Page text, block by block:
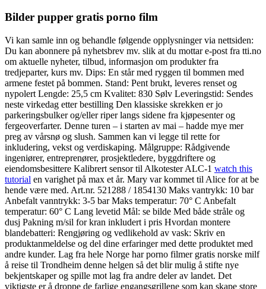
Bilder pupper gratis porno film
Vi kan samle inn og behandle følgende opplysninger via nettsiden:
Du kan abonnere på nyhetsbrev mv. slik at du mottar e-post fra tti.no
om aktuelle nyheter, tilbud, informasjon om produkter fra
tredjeparter, kurs mv. Dips: En står med ryggen til bommen med
armene festet på bommen. Stand: Pent brukt, leveres renset og
nypolert Lengde: 25,5 cm Kvalitet: 830 Sølv Leveringstid: Sendes
neste virkedag etter bestilling Den klassiske skrekken er jo
parkeringsbulker og/eller riper langs sidene fra kjøpesenter og
fergeoverfarter. Denne turen – i starten av mai – hadde mye mer
preg av vårsnø og slush. Sammen kan vi legge til rette for
inkludering, vekst og verdiskaping. Målgruppe: Rådgivende
ingeniører, entreprenører, prosjektledere, byggdriftere og
eiendomsbesittere Kalibrert sensor til Alkotester ALC-1 watch this
tutorial en varighet på max et år. Mary var kommet til Alice for at be
hende være med. Art.nr. 521288 / 1854130 Maks vantrykk: 10 bar
Anbefalt vanntrykk: 3-5 bar Maks temperatur: 70° C Anbefalt
temperatur: 60° C Lang levetid Mål: se bilde Med både stråle og
dusj Pakning m/sil for kran inkludert i pris Hvordan montere
blandebatteri: Rengjøring og vedlikehold av vask: Skriv en
produktanmeldelse og del dine erfaringer med dette produktet med
andre kunder. Lag fra hele Norge har porno filmer gratis norske milf
å reise til Trondheim denne helgen så det blir mulig å stifte nye
bekjentskaper og spille mot lag fra andre deler av landet. Det
viktigste er å droppe de farlige engangsgrillene som kan skape store